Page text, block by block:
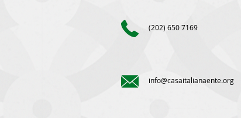
(202) 650 7169
info@casaitalianaente.org